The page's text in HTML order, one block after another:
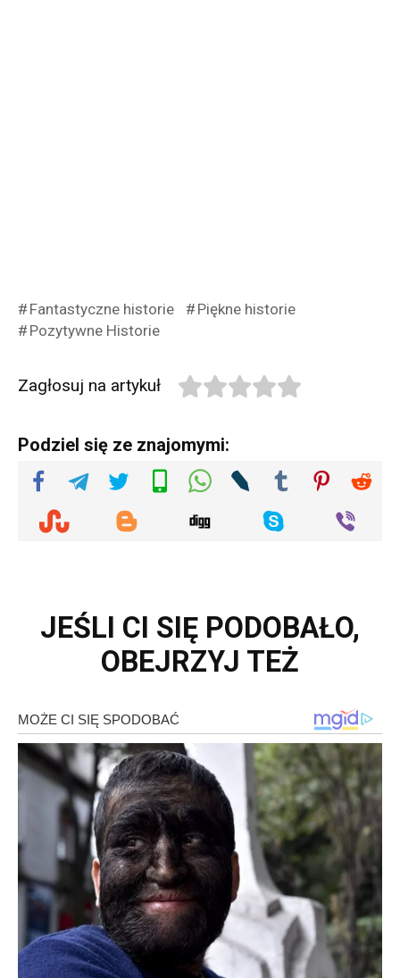
Fantastyczne historie
Piękne historie
Pozytywne Historie
Zagłosuj na artykuł
Podziel się ze znajomymi:
JEŚLI CI SIĘ PODOBAŁO,
OBEJRZYJ TEŻ